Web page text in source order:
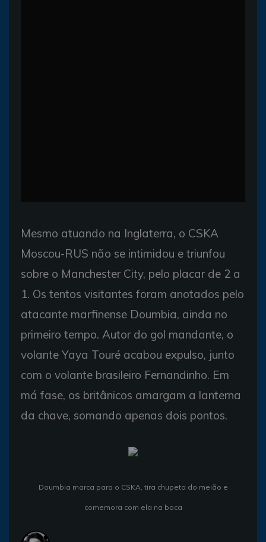
Mesmo atuando na Inglaterra, o CSKA
Moscou-RUS não se intimidou e triunfou
sobre o Manchester City, pelo placar de 2 a
1. Os tentos visitantes foram anotados pelo
atacante marfinense Doumbia, ainda no
primeiro tempo. Autor do gol mandante, o
volante Yaya Touré acabou expulso, junto
com o volante brasileiro Fernandinho. Em
má fase, os britânicos amargam a lanterna
da chave, somando apenas dois pontos.
Doumbia marca para o CSKA, tira chupeta do meião e
comemora com ela na boca